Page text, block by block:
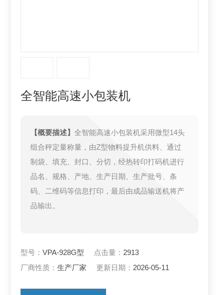
全智能高速小包装机
【概要描述】全智能高速小包装机采用微型14头
组合秤定量称量，由Z型物料提升机供料、通过
制袋、填充、封口、分切，经热转印打码机进行
品名、规格、产地、生产日期、生产批号、条
码、二维码等信息打印，最后由成品输送机将产
品输出。
型号：VPA-928G型 点击量：2913
厂商性质：生产厂家 更新日期：2026-05-11